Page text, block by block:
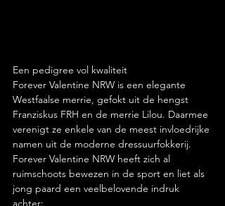
Een pedigree vol kwaliteit
Forever Valentine NRW is een elegante
Westfaalse merrie, gefokt uit de hengst
Franziskus FRH en de merrie Lilou. Daarmee
verenigt ze enkele van de meest invloedrijke
namen uit de moderne dressuurfokkerij.
Forever Valentine NRW heeft zich al
ruimschoots bewezen in de sport en liet als
jong paard een veelbelovende indruk
achter: